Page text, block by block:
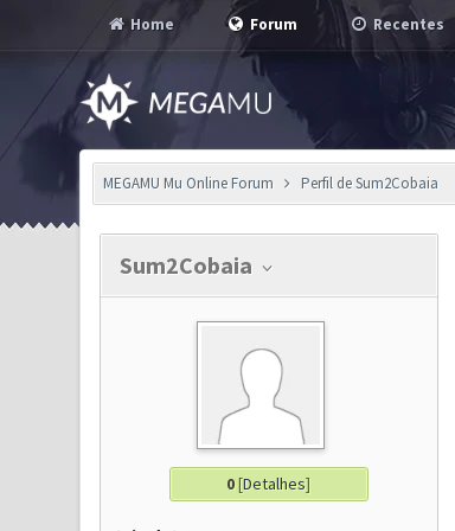
Home Forum Recentes
MEGAMU Mu Online Forum Perfil de Sum2Cobaia
Sum2Cobaia
0[Detalhes]